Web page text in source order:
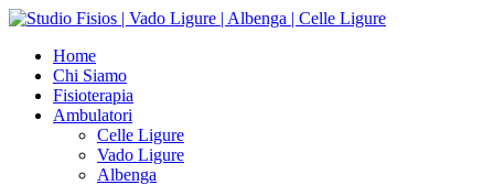
Home
Chi Siamo
Fisioterapia
Ambulatori
Celle Ligure
Vado Ligure
Albenga